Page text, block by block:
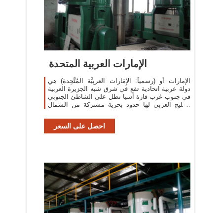
الإمارات العربية المتحدة
الإمارات أو (رسمياً: الإِمَارات العربِيَّة المُتَّحِدة) هي
دولة عربية اتحادية تقع في شرق شبه الجزيرة العربية
في جنوب غرب قارة آسيا تطل على الشاطئ الجنوبي
الخليج العربي لها حدود بحرية مشتركة من الشمال
احصل على السعر